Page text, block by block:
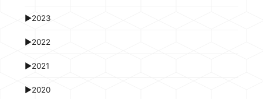
►2023
►2022
►2021
►2020